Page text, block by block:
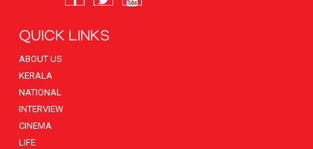
QUICK LINKS
ABOUT US
KERALA
NATIONAL
INTERVIEW
CINEMA
LIFE